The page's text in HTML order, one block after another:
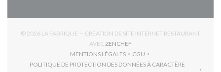
© 2026 LA FABRIQUE — CRÉATION DE SITE INTERNET RESTAURANT
AVEC ZENCHEF
MENTIONS LÉGALES
((OUVRE UNE NOUVELLE FENÊTRE))
CGU
((OUVRE UNE NOUVELLE
POLITIQUE DE PROTECTION DES DONNÉES À CARACTÈRE